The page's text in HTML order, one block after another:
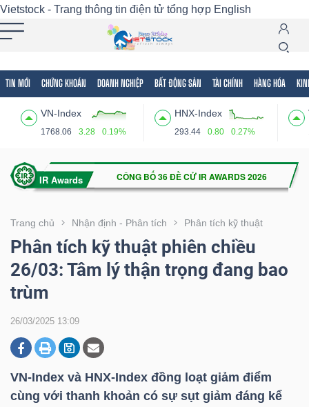
Vietstock - Trang thông tin điện tử tổng hợp English
TIN MỚI CHỨNG KHOÁN DOANH NGHIỆP BẤT ĐỘNG SẢN TÀI CHÍNH HÀNG HÓA
VN-Index
1768.06 3.28 0.19%
HNX-Index
293.44 0.80 0.27%
Trang chủ Nhận định - Phân tích Phân tích kỹ thuật
Phân tích kỹ thuật phiên chiều
26/03: Tâm lý thận trọng đang bao
trùm
26/03/2025 13:09
VN-Index và HNX-Index đồng loạt giảm điểm
cùng với thanh khoản có sự sụt giảm đáng kể
Tất cả Tính năng Ngành Mã chứng khoán
Tính
(-)
VIETSTOCK
CHỨNG
KHOÁN
DOANH
NGHIỆP